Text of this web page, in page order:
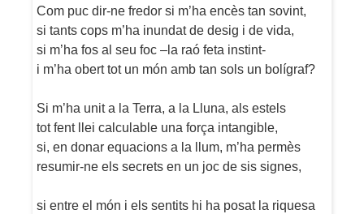
Com puc dir-ne fredor si m’ha encès tan sovint,
si tants cops m’ha inundat de desig i de vida,
si m’ha fos al seu foc –la raó feta instint-
i m’ha obert tot un món amb tan sols un bolígraf?
Si m’ha unit a la Terra, a la Lluna, als estels
tot fent llei calculable una força intangible,
si, en donar equacions a la llum, m’ha permès
resumir-ne els secrets en un joc de sis signes,
si entre el món i els sentits hi ha posat la riquesa